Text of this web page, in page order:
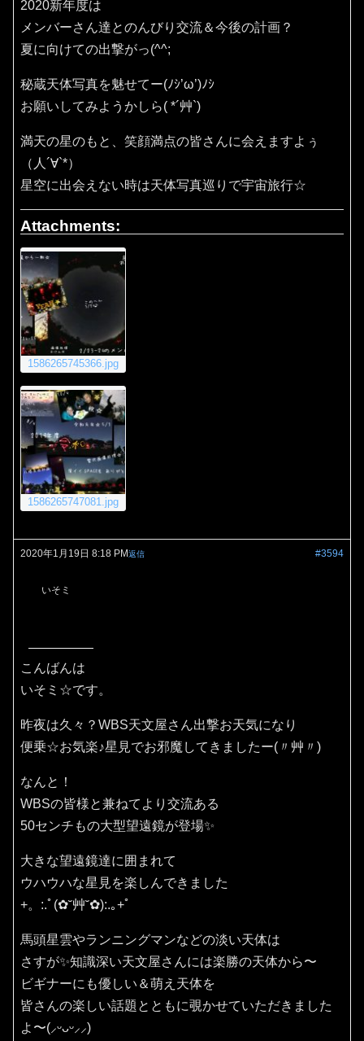
2020新年度は
メンバーさん達とのんびり交流＆今後の計画？
夏に向けての出撃がっ(^^;
秘蔵天体写真を魅せてー(ﾉｼ’ω’)ﾉｼ
お願いしてみようかしら( *´艸`)
満天の星のもと、笑顔満点の皆さんに会えますよぅ
（人´∀`*）
星空に出会えない時は天体写真巡りで宇宙旅行☆
Attachments:
1586265745366.jpg
1586265747081.jpg
2020年1月19日 8:18 PM #3594
返信
いそミ
こんばんは
いそミ☆です。
昨夜は久々？WBS天文屋さん出撃お天気になり
便乗☆お気楽♪星見でお邪魔してきましたー(〃艸〃)
なんと！
WBSの皆様と兼ねてより交流ある
50センチもの大型望遠鏡が登場✨
大きな望遠鏡達に囲まれて
ウハウハな星見を楽しんできました
+。:.ﾟ(✿˘艸˘✿):.｡+ﾟ
馬頭星雲やランニングマンなどの淡い天体は
さすが✨知識深い天文屋さんには楽勝の天体から〜
ビギナーにも優しい＆萌え天体を
皆さんの楽しい話題とともに覗かせていただきました
よ〜(⸝ᵕᴗᵕ⸝⸝)